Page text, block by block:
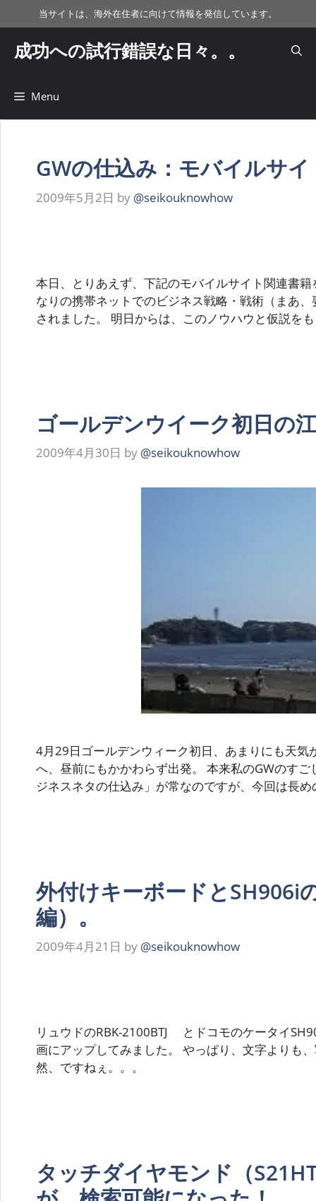
ン
当サイトは、海外在住者に向けて情報を発信しています。
成功への試行錯誤な日々。。
Menu
GWの仕込み：モバイルサ
2009年5月2日 by @seikouknowhow
本日、とりあえず、下記のモバイルサイト関連書
なりの携帯ネットでのビジネス戦略・戦術（まあ
されました。 明日からは、このノウハウと仮説を
ゴールデンウイーク初日の
2009年4月30日 by @seikouknowhow
4月29日ゴールデンウィーク初日、あまりにも天気
へ、昼前にもかかわらず出発。 本来私のGWのす
ジネスネタの仕込み」が常なのですが、今回は長め
外付けキーボードとSH906i
編）。
2009年4月21日 by @seikouknowhow
リュウドのRBK-2100BTJ とドコモのケータイ
画にアップしてみました。 やっぱり、文字よりも
然、ですねぇ。。。
タッチダイヤモンド（